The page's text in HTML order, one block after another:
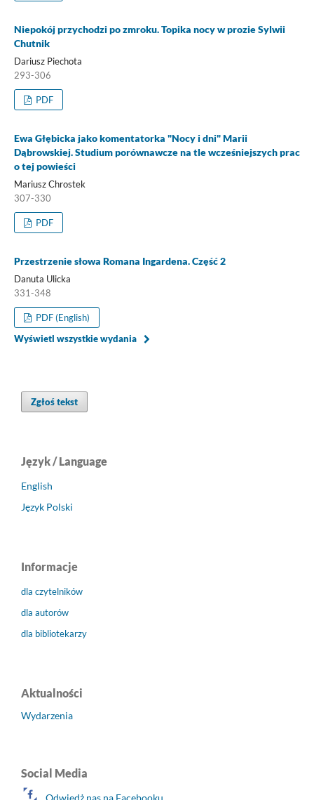
Niepokój przychodzi po zmroku. Topika nocy w prozie Sylwii
Chutnik
Dariusz Piechota
293-306
PDF
Ewa Głębicka jako komentatorka "Nocy i dni" Marii
Dąbrowskiej. Studium porównawcze na tle wcześniejszych prac
o tej powieści
Mariusz Chrostek
307-330
PDF
Przestrzenie słowa Romana Ingardena. Część 2
Danuta Ulicka
331-348
PDF (English)
Wyświetl wszystkie wydania
Zgłoś tekst
Język / Language
English
Język Polski
Informacje
dla czytelników
dla autorów
dla bibliotekarzy
Aktualności
Wydarzenia
Social Media